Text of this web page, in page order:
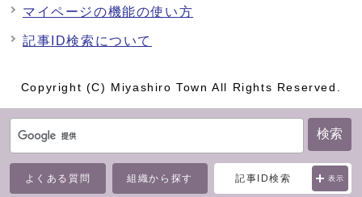
検索
よくある質問 組織から探す 記事ID検索 表示
マイページの機能の使い方
記事ID検索について
Copyright (C) Miyashiro Town All Rights Reserved.